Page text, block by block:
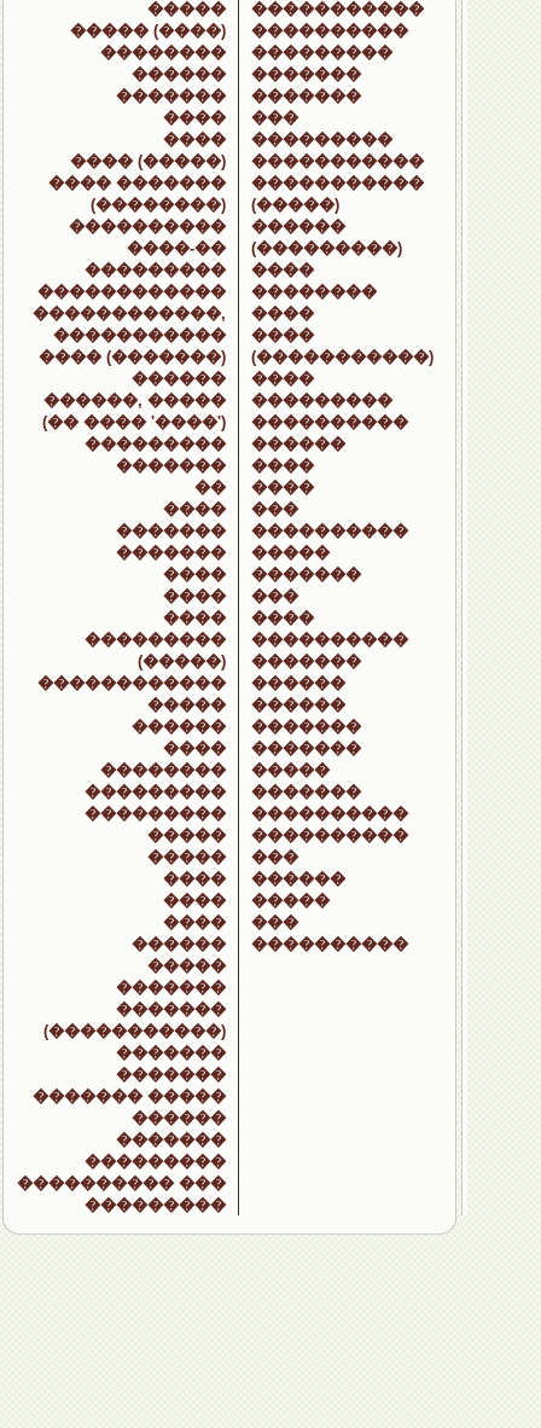
�����
����� (����)
��������
������
�������
����
����
���� (�����)
���� �������
(��������)
����������
����-��
���������
������������
������������,
�����������
���� (�������)
������
������, �����
(�� ���� '����')
���������
�������
��
����
�������
�������
����
����
����
���������
(�����)
������������
�����
������
����
��������
���������
���������
�����
�����
����
����
����
������
�����
�������
�������
(�����������)
�������
�������
������� �����
������
�������
���������
���������� ���
���������
�����������
����������
���������
�������
�������
���
���������
�����������
�����������
(�����)
������
(���������)
����
��������
����
����
(�����������)
����
���������
����������
������
����
����
���
����������
�����
�������
���
����
����������
�������
������
������
�������
�������
�����
�������
����������
����������
���
������
�����
���
����������